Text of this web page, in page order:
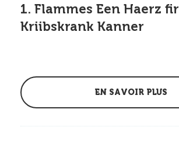
1. Flammes Een Haerz fir
Kriibskrank Kanner
EN SAVOIR PLUS